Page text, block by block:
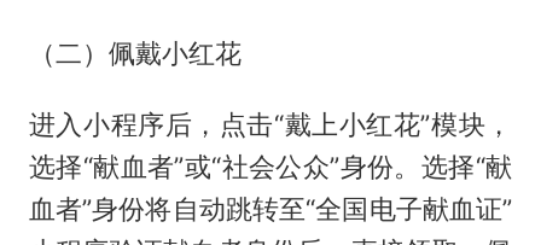
（二）佩戴小红花
进入小程序后，点击“戴上小红花”模块，
选择“献血者”或“社会公众”身份。选择“献
血者”身份将自动跳转至“全国电子献血证”